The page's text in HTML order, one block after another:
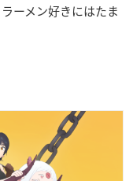
ーメン好きにはたま